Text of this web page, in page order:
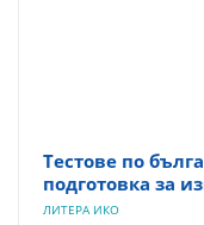
Тестове по
подготовка за
ЛИТЕРА ИКО